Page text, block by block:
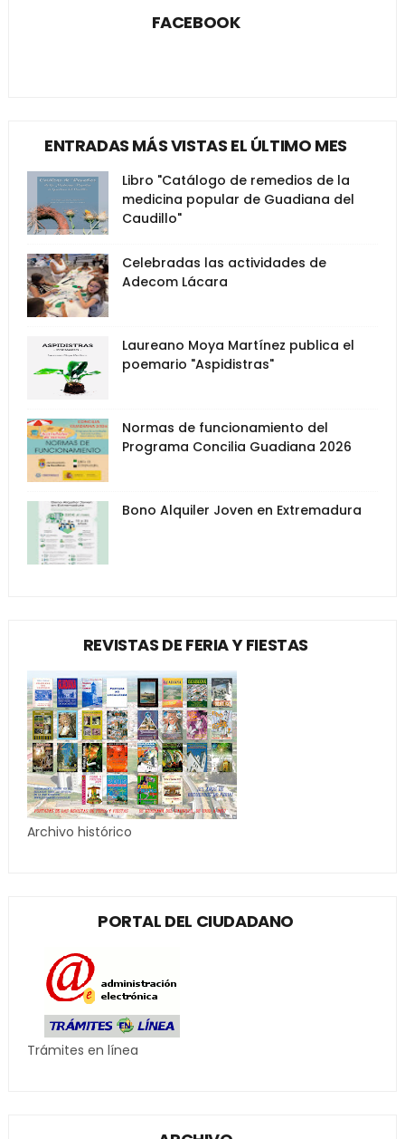
FACEBOOK
ENTRADAS MÁS VISTAS EL ÚLTIMO MES
Libro "Catálogo de remedios de la
medicina popular de Guadiana del
Caudillo"
Celebradas las actividades de
Adecom Lácara
Laureano Moya Martínez publica el
poemario "Aspidistras"
Normas de funcionamiento del
Programa Concilia Guadiana 2026
Bono Alquiler Joven en Extremadura
REVISTAS DE FERIA Y FIESTAS
Archivo histórico
PORTAL DEL CIUDADANO
Trámites en línea